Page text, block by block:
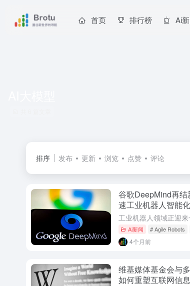
首页 排行榜 Ai
排序 发布 更新 浏览 点赞 评论
谷歌DeepMind再
速工业机器人智能
Ai新闻 # Agile Robots
4个月前
维基媒体基金会与
如何重塑互联网信